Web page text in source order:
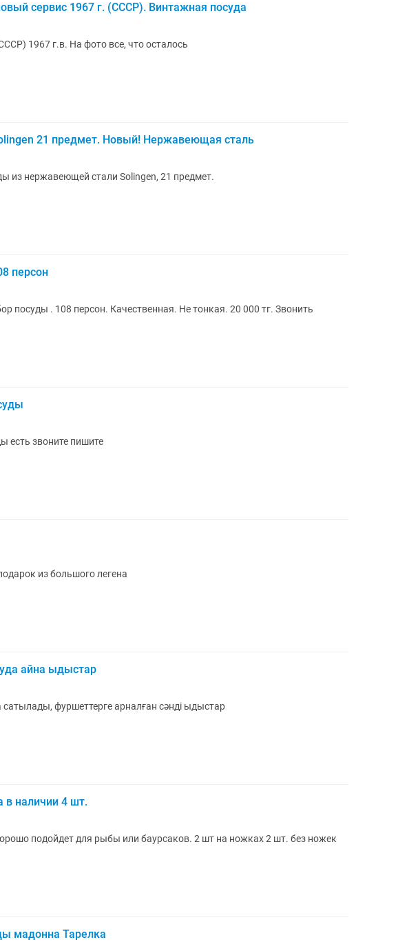
сервис 1967 г. (СССР). Винтажная посуда
1967 г.в. На фото все, что осталось
21 предмет. Новый! Нержавеющая сталь
из нержавеющей стали Solingen, 21 предмет.
персон
Продаю сервиз набор посуды . 108 персон. Качественная. Не тонкая. 20 000 тг. Звонить
Сушилка для посуды есть звоните пишите
из большого легена
айна ыдыстар
сатылады, фуршеттерге арналған сәнді ыдыстар
в наличии 4 шт.
подойдет для рыбы или баурсаков. 2 шт на ножках 2 шт. без ножек
мадонна Тарелка